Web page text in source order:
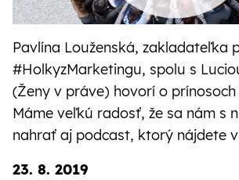
Pavlína Louženská, zakladateľka
#HolkyzMarketingu, spolu s
(Ženy v práve) hovorí o
Máme veľkú radosť, že sa nám s
nahrať aj podcast, ktorý nájdete
23. 8. 2019